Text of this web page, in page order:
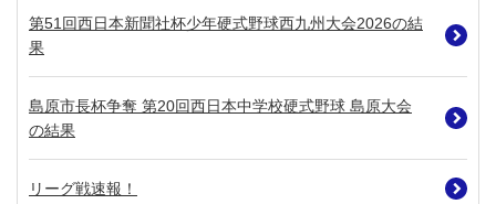
第51回西日本新聞社杯少年硬式野球西九州大会2026の結
果
島原市長杯争奪 第20回西日本中学校硬式野球 島原大会
の結果
リーグ戦速報！